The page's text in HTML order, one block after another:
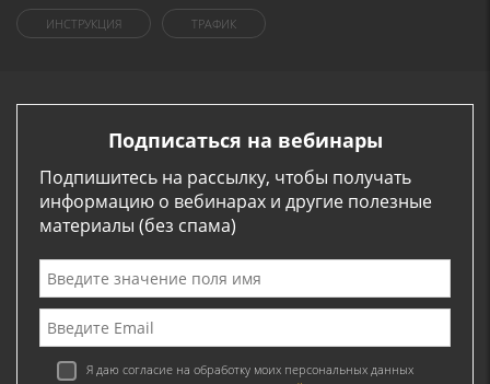
ИНСТРУКЦИЯ ТРАФИК
Подписаться на вебинары
Подпишитесь на рассылку, чтобы получать
информацию о вебинарах и другие полезные
материалы (без спама)
Я даю согласие на обработку моих персональных данных